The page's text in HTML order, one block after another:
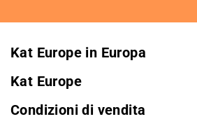
Kat Europe in Europa
Kat Europe
Condizioni di vendita